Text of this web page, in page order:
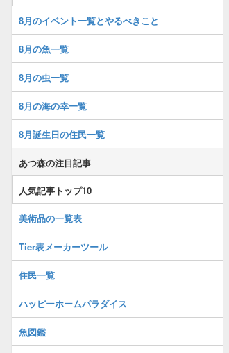
8月のイベント一覧とやるべきこと
8月の魚一覧
8月の虫一覧
8月の海の幸一覧
8月誕生日の住民一覧
あつ森の注目記事
人気記事トップ10
美術品の一覧表
Tier表メーカーツール
住民一覧
ハッピーホームパラダイス
魚図鑑